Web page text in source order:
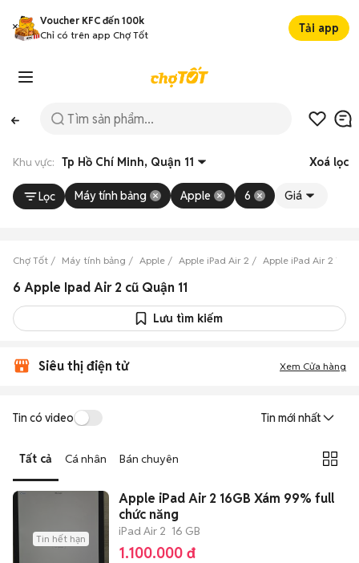
Voucher KFC đến 100k
Chỉ có trên app Chợ Tốt
Tải app
Khu vực: Tp Hồ Chí Minh, Quận 11 Xoá lọc
Lọc Máy tính bảng Apple 6 Giá
Chợ Tốt Máy tính bảng Apple Apple iPad Air 2 Apple iPad Air 2 Tp
6 Apple Ipad Air 2 cũ Quận 11
Lưu tìm kiếm
Siêu thị điện tử Xem Cửa hàng
Tin có video Tin mới nhất
Tất cả Cá nhân Bán chuyên
Tin hết hạn
Apple iPad Air 2 16GB Xám 99% full
chức năng
iPad Air 2 16 GB
1.100.000 đ